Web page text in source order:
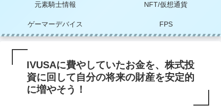
元素騎士情報 NFT/仮想通貨
ゲーマーデバイス FPS
IVUSAに費やしていたお金を、株式投
資に回して自分の将来の財産を安定的
に増やそう！